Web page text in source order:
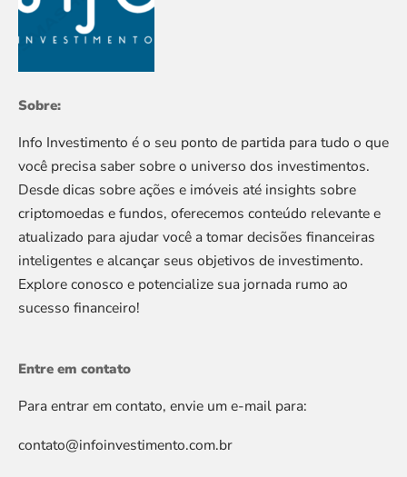
Sobre:
Info Investimento é o seu ponto de partida para tudo o que
você precisa saber sobre o universo dos investimentos.
Desde dicas sobre ações e imóveis até insights sobre
criptomoedas e fundos, oferecemos conteúdo relevante e
atualizado para ajudar você a tomar decisões financeiras
inteligentes e alcançar seus objetivos de investimento.
Explore conosco e potencialize sua jornada rumo ao
sucesso financeiro!
Entre em contato
Para entrar em contato, envie um e-mail para:
contato@infoinvestimento.com.br